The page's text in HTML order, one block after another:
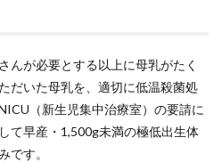
んが必要とする以上に母乳がたく
だいた母乳を、適切に低温殺菌処
（新生児集中治療室）の要請に
て早産・1,500g未満の極低出生体
です。